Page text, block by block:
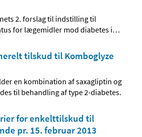
2. forslag til indstilling til
for lægemidler mod diabetes i…
tilskud til Komboglyze
en kombination af saxagliptin og
til behandling af type 2-diabetes.
for enkelttilskud til
pr. 15. februar 2013